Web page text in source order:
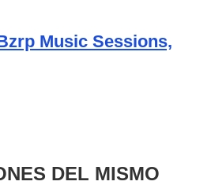
Music Sessions,
DEL MISMO